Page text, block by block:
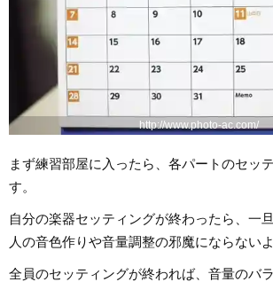
http://www.photo-ac.com/
まず練習部屋に入ったら、各パートのセッ
す。
自分の楽器セッティングが終わったら、一
人の音色作りや音量調整の邪魔にならない
全員のセッティングが終われば、音量のバ